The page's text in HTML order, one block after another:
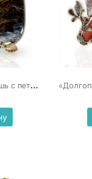
«
Девятый Вал» брошь с петерситом